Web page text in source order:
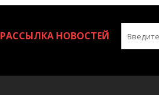
РАССЫЛКА НОВОСТЕЙ